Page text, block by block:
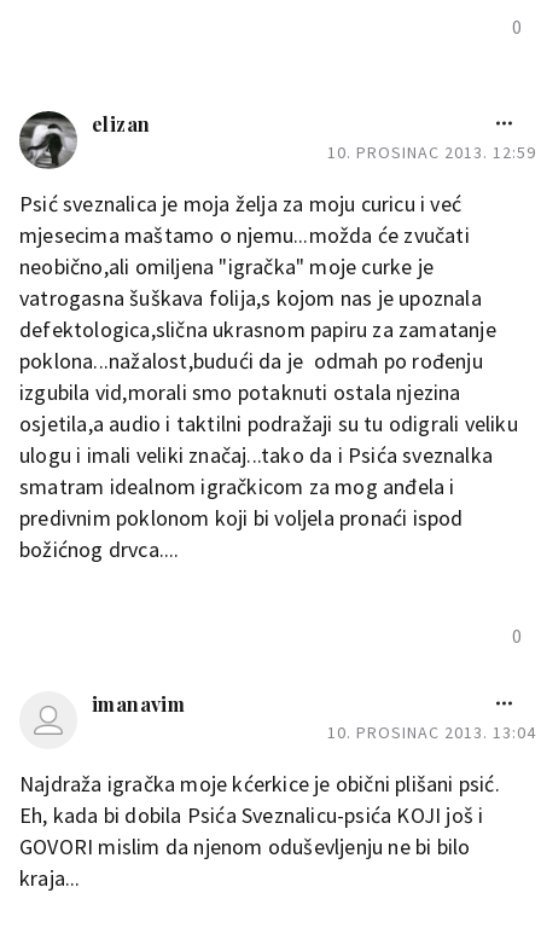
0
elizan
10. PROSINAC 2013. 12:59
Psić sveznalica je moja želja za moju curicu i već
mjesecima maštamo o njemu...možda će zvučati
neobično,ali omiljena "igračka" moje curke je
vatrogasna šuškava folija,s kojom nas je upoznala
defektologica,slična ukrasnom papiru za zamatanje
poklona...nažalost,budući da je odmah po rođenju
izgubila vid,morali smo potaknuti ostala njezina
osjetila,a audio i taktilni podražaji su tu odigrali veliku
ulogu i imali veliki značaj...tako da i Psića sveznalka
smatram idealnom igračkicom za mog anđela i
predivnim poklonom koji bi voljela pronaći ispod
božićnog drvca....
0
imanavim
10. PROSINAC 2013. 13:04
Najdraža igračka moje kćerkice je obični plišani psić.
Eh, kada bi dobila Psića Sveznalicu-psića KOJI još i
GOVORI mislim da njenom oduševljenju ne bi bilo
kraja...